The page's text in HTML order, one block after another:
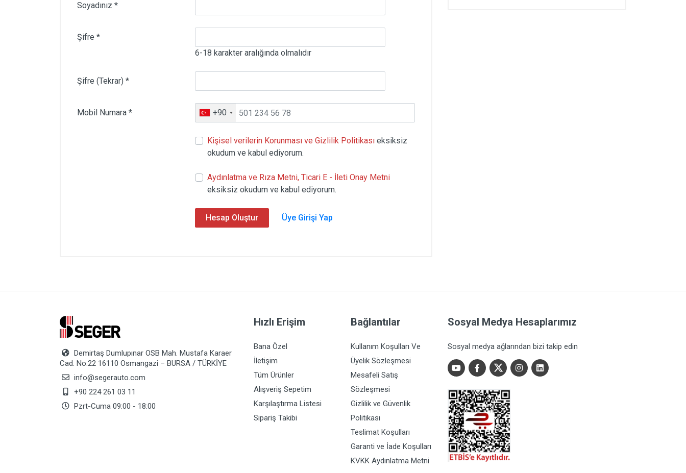
Soyadınız *
Şifre *
6-18 karakter aralığında olmalıdır
Şifre (Tekrar) *
Mobil Numara * +90
Kişisel verilerin Korunması ve Gizlilik Politikasıeksiksiz
okudum ve kabul ediyorum.
Aydınlatma ve Rıza Metni, Ticari E - İleti Onay Metni
eksiksiz okudum ve kabul ediyorum.
Hesap Oluştur Üye Girişi Yap
Demirtaş Dumlupınar OSB Mah. Mustafa Karaer
Cad. No:22 16110 Osmangazi – BURSA / TÜRKİYE
info@segerauto.com
+90 224 261 03 11
Pzrt-Cuma 09:00 - 18:00
Hızlı Erişim
Bana Özel
İletişim
Tüm Ürünler
Alışveriş Sepetim
Karşılaştırma Listesi
Sipariş Takibi
Bağlantılar
Kullanım Koşulları Ve
Üyelik Sözleşmesi
Mesafeli Satış
Sözleşmesi
Gizlilik ve Güvenlik
Politikası
Teslimat Koşulları
Garanti ve İade Koşulları
KVKK Aydınlatma Metni
Sosyal Medya Hesaplarımız
Sosyal medya ağlarından bizi takip edin